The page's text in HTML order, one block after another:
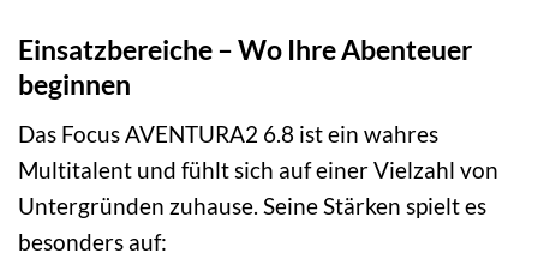
Einsatzbereiche – Wo Ihre Abenteuer
beginnen
Das Focus AVENTURA2 6.8 ist ein wahres
Multitalent und fühlt sich auf einer Vielzahl von
Untergründen zuhause. Seine Stärken spielt es
besonders auf: